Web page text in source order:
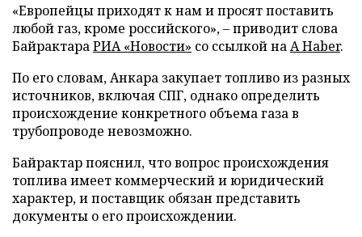
«Европейцы приходят к нам и просят поставить
любой газ, кроме российского», – приводит слова
БайрактараРИА «Новости» со ссылкой наA Haber.
По его словам, Анкара закупает топливо из разных
источников, включая СПГ, однако определить
происхождение конкретного объема газа в
трубопроводе невозможно.
Байрактар пояснил, что вопрос происхождения
топлива имеет коммерческий и юридический
характер, и поставщик обязан представить
документы о его происхождении.